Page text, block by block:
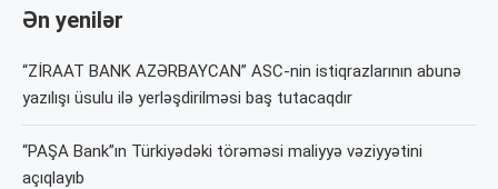
Ən yenilər
“ZİRAAT BANK AZƏRBAYCAN” ASC-nin istiqrazlarının abunə
yazılışı üsulu ilə yerləşdirilməsi baş tutacaqdır
“PAŞA Bank”ın Türkiyədəki törəməsi maliyyə vəziyyətini
açıqlayıb